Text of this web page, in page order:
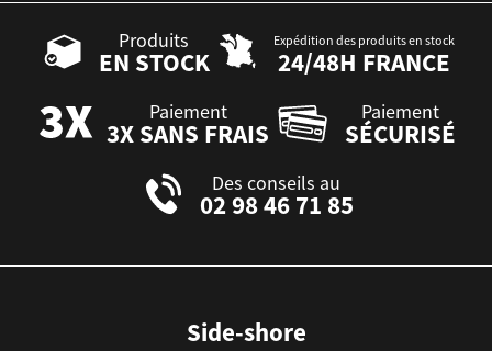
Produits
EN STOCK
Expédition des produits en stock
24/48H FRANCE
Paiement
3X SANS FRAIS
Paiement
SÉCURISÉ
Des conseils au
02 98 46 71 85
Side-shore